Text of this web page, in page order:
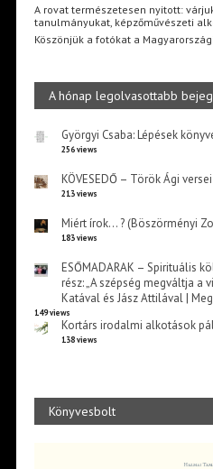
A rovat természetesen nyitott:
tanulmányukat, képzőművészeti
Köszönjük a fotókat a
A hónap legolvasottabb
Györgyi Csaba: Lépések
256 views
KÖVESEDŐ – Török Ági versei
213 views
Miért írok… ? (Böszörményi
183 views
ESŐMADARAK – Spirituális
rész: „A szépség megváltja a
Katával és Jász Attilával |
149 views
Kortárs irodalmi alkotások
138 views
Könyvesbolt